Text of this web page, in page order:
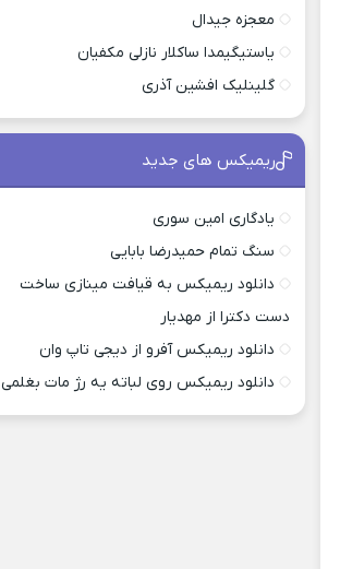
معجزه جیدال
یاستیگیمدا ساکلار نازلی مکفیان
گلینلیک افشین آذری
ریمیکس های جدید
یادگاری امین سوری
سنگ تمام حمیدرضا بابایی
دانلود ریمیکس به قیافت مینازی ساخت
دست دکترا از مهدیار
دانلود ریمیکس آفرو از ديجی تاپ وان
دانلود ریمیکس روی لباته یه رژ مات بغلمی